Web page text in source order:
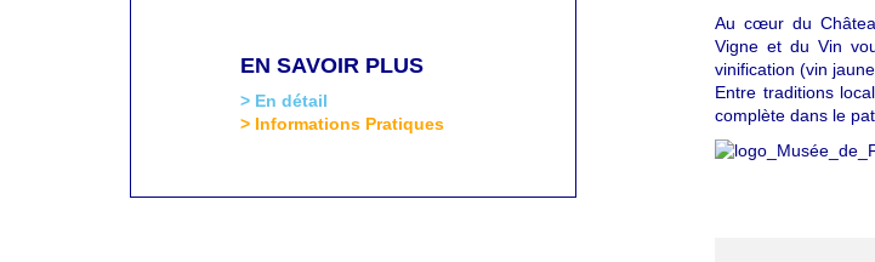
EN SAVOIR PLUS
> En détail
> Informations Pratiques
Au cœur du
Vigne et du Vin
vinification (vin
Entre traditions
complète dans le